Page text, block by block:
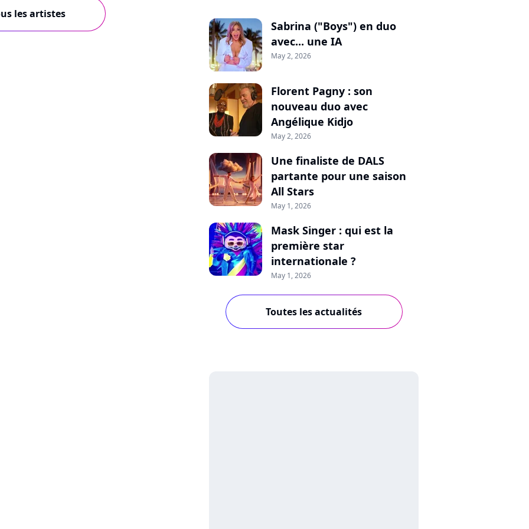
les artistes
Sabrina ("Boys") en duo
avec... une IA
May 2, 2026
Florent Pagny : son
nouveau duo avec
Angélique Kidjo
May 2, 2026
Une finaliste de DALS
partante pour une saison
All Stars
May 1, 2026
Mask Singer : qui est la
première star
internationale ?
May 1, 2026
Toutes les actualités